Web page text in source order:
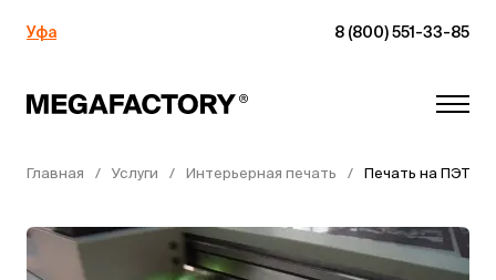
Уфа 8 (800) 551-33-85
Главная Услуги Интерьерная печать Печать на ПЭТ